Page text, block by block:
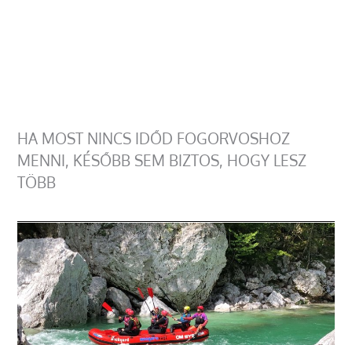
HA MOST NINCS IDŐD FOGORVOSHOZ
MENNI, KÉSŐBB SEM BIZTOS, HOGY LESZ
TÖBB